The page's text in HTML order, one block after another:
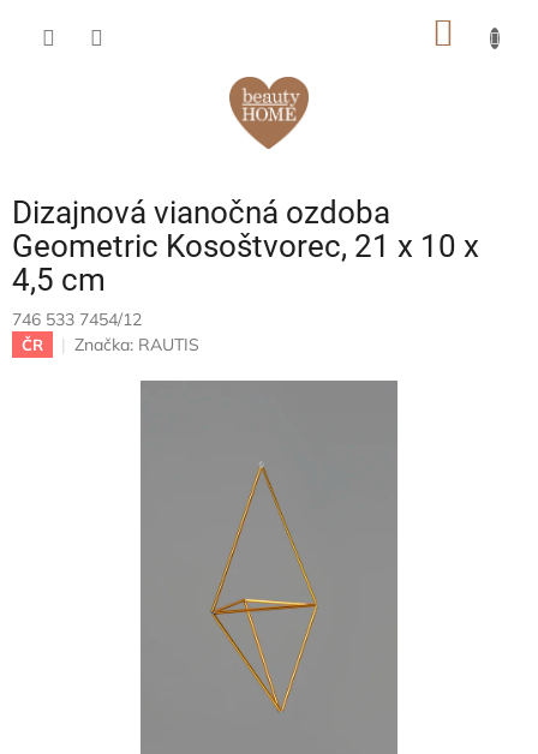
Dizajnová vianočná ozdoba
Geometric Kosoštvorec, 21 x 10 x
4,5 cm
746 533 7454/12
ČR Značka: RAUTIS